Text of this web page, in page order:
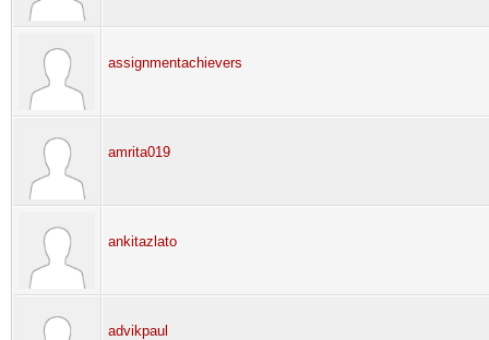
assignmentachievers
amrita019
ankitazlato
advikpaul